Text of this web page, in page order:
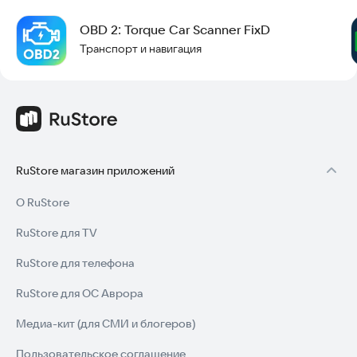
под разные машины. Будь вы автолюбителем или просто
хотите поддерживать технику в идеальном состоянии, это
приложение станет незаменимым помощником.
OBD 2: Torque Car Scanner FixD
Транспорт и навигация
RuStore магазин приложений
О RuStore
RuStore для TV
RuStore для телефона
RuStore для ОС Аврора
Медиа-кит (для СМИ и блогеров)
Пользовательское соглашение